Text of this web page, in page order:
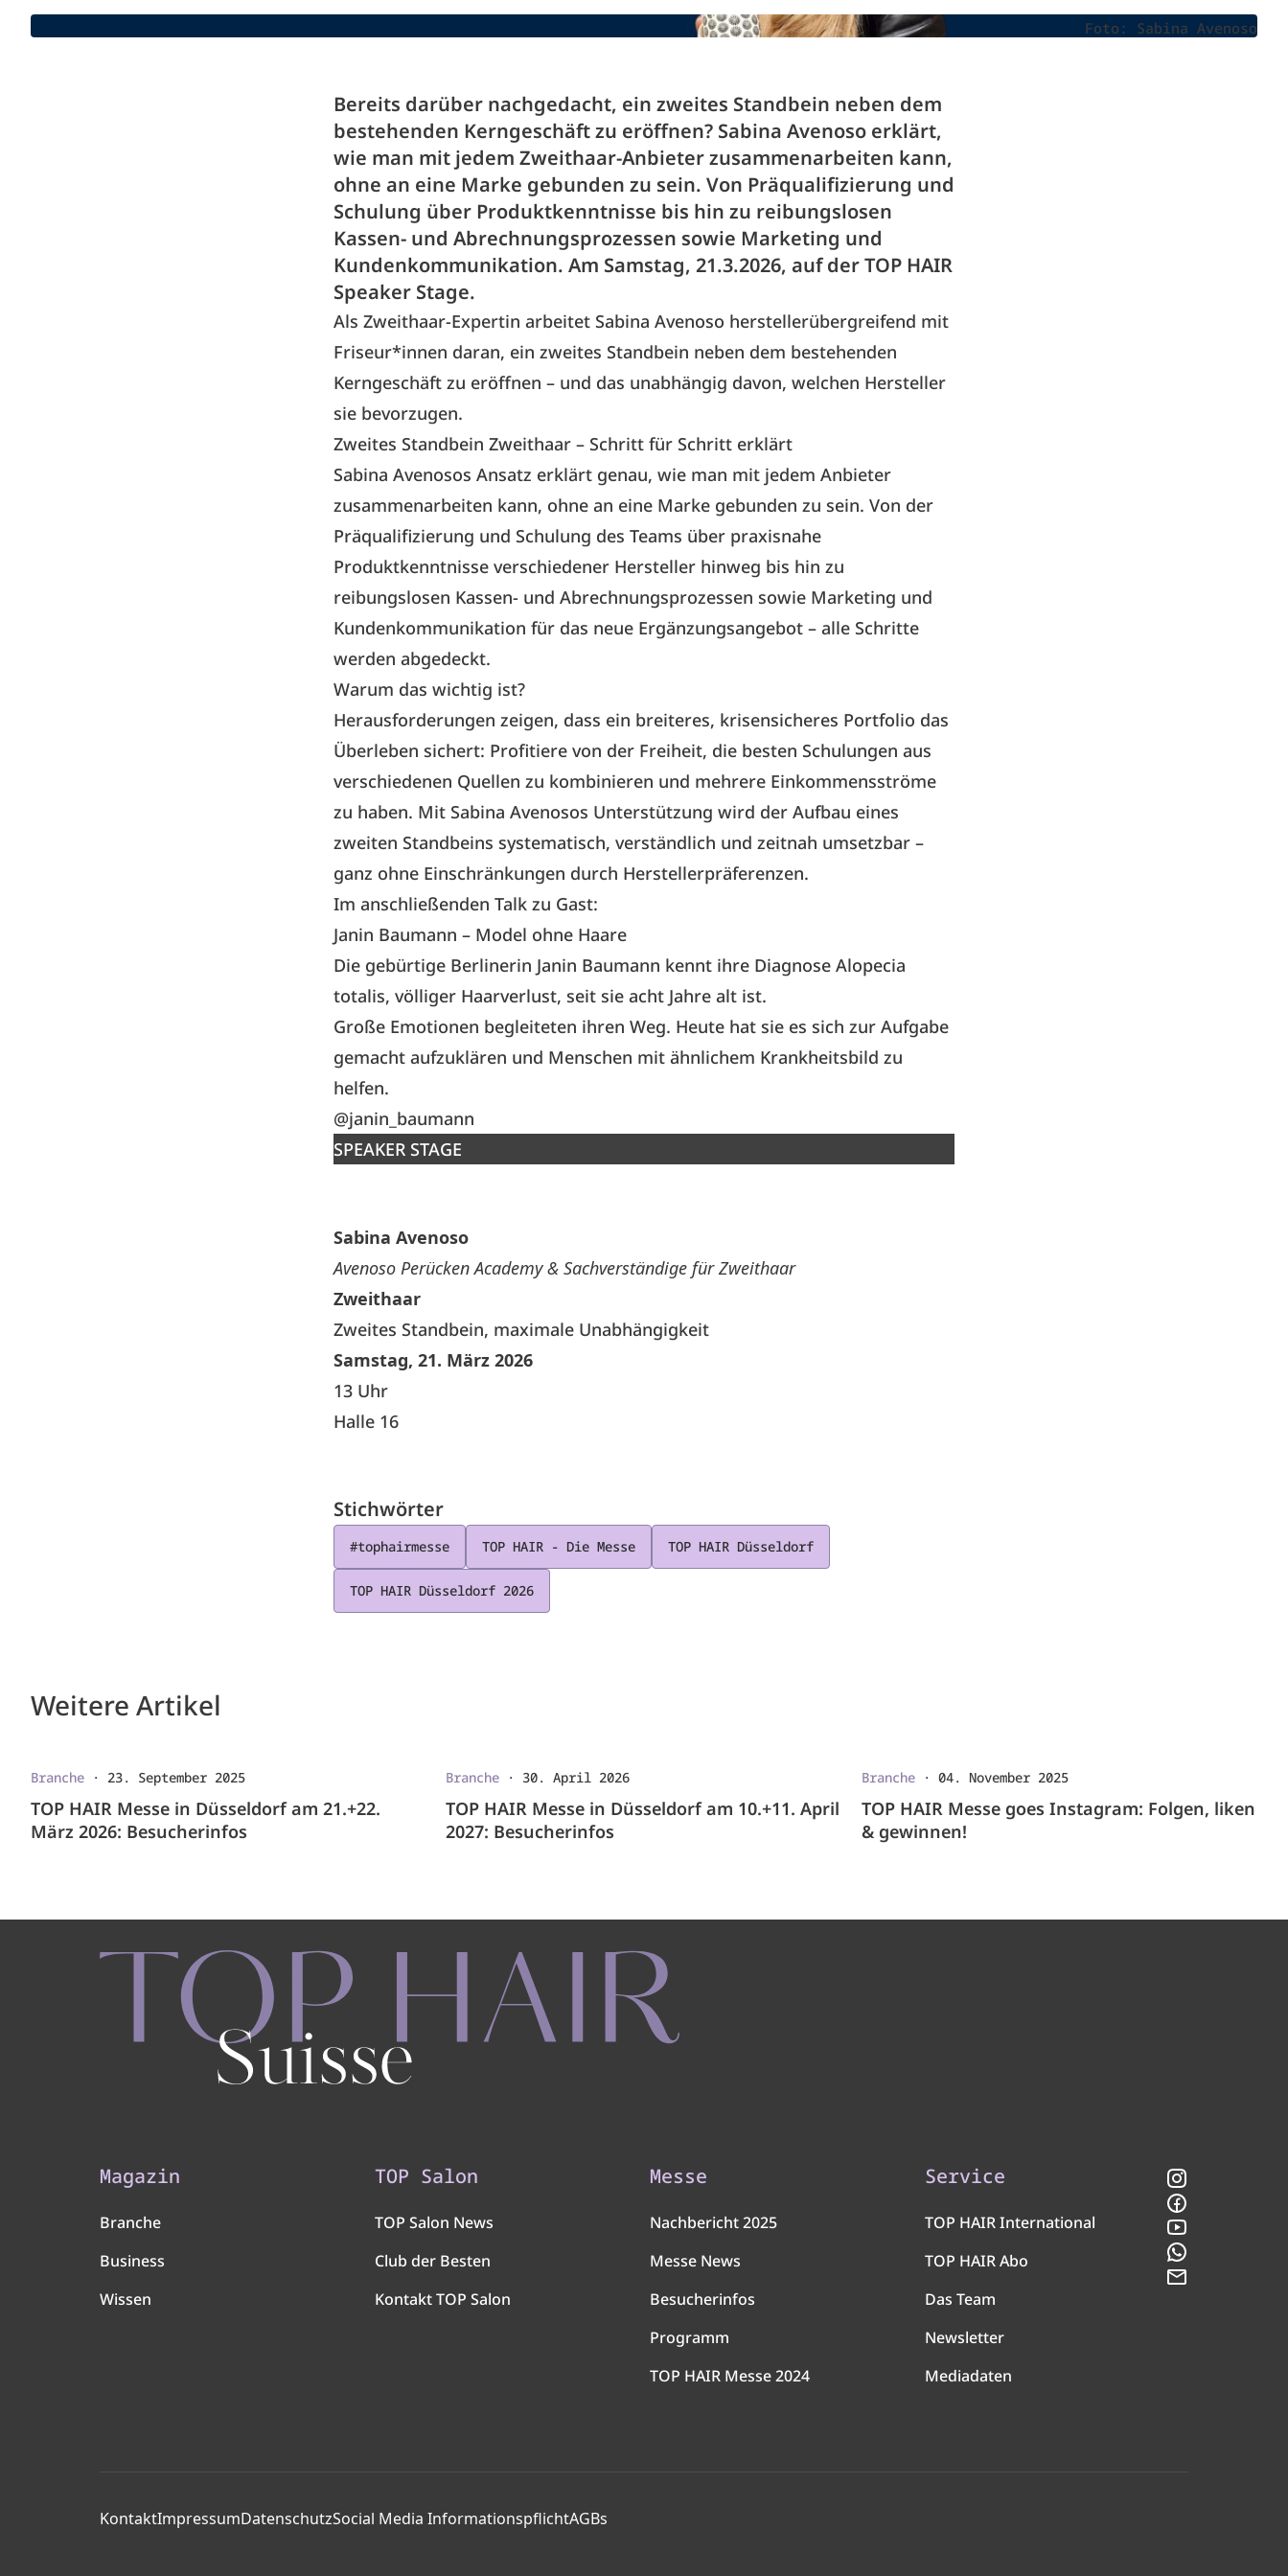
Foto: Sabina Avenoso
Bereits darüber nachgedacht, ein zweites Standbein neben dem
bestehenden Kerngeschäft zu eröffnen? Sabina Avenoso erklärt,
wie man mit jedem Zweithaar-Anbieter zusammenarbeiten kann,
ohne an eine Marke gebunden zu sein. Von Präqualifizierung und
Schulung über Produktkenntnisse bis hin zu reibungslosen
Kassen- und Abrechnungsprozessen sowie Marketing und
Kundenkommunikation. Am Samstag, 21.3.2026, auf der TOP HAIR
Speaker Stage.
Als Zweithaar-Expertin arbeitet Sabina Avenoso herstellerübergreifend mit
Friseur*innen daran, ein zweites Standbein neben dem bestehenden
Kerngeschäft zu eröffnen – und das unabhängig davon, welchen Hersteller
sie bevorzugen.
Zweites Standbein Zweithaar – Schritt für Schritt erklärt
Sabina Avenosos Ansatz erklärt genau, wie man mit jedem Anbieter
zusammenarbeiten kann, ohne an eine Marke gebunden zu sein. Von der
Präqualifizierung und Schulung des Teams über praxisnahe
Produktkenntnisse verschiedener Hersteller hinweg bis hin zu
reibungslosen Kassen- und Abrechnungsprozessen sowie Marketing und
Kundenkommunikation für das neue Ergänzungsangebot – alle Schritte
werden abgedeckt.
Warum das wichtig ist?
Herausforderungen zeigen, dass ein breiteres, krisensicheres Portfolio das
Überleben sichert: Profitiere von der Freiheit, die besten Schulungen aus
verschiedenen Quellen zu kombinieren und mehrere Einkommensströme
zu haben. Mit Sabina Avenosos Unterstützung wird der Aufbau eines
zweiten Standbeins systematisch, verständlich und zeitnah umsetzbar –
ganz ohne Einschränkungen durch Herstellerpräferenzen.
Im anschließenden Talk zu Gast:
Janin Baumann – Model ohne Haare
Die gebürtige Berlinerin Janin Baumann kennt ihre Diagnose Alopecia
totalis, völliger Haarverlust, seit sie acht Jahre alt ist.
Große Emotionen begleiteten ihren Weg. Heute hat sie es sich zur Aufgabe
gemacht aufzuklären und Menschen mit ähnlichem Krankheitsbild zu
helfen.
@janin_baumann
SPEAKER STAGE
Sabina Avenoso
Avenoso Perücken Academy & Sachverständige für Zweithaar
Zweithaar
Zweites Standbein, maximale Unabhängigkeit
Samstag, 21. März 2026
13 Uhr
Halle 16
Stichwörter
#tophairmesse TOP HAIR - Die Messe TOP HAIR Düsseldorf
TOP HAIR Düsseldorf 2026
Weitere Artikel
Branche · 23. September 2025
TOP HAIR Messe in Düsseldorf am 21.+22.
März 2026: Besucherinfos
Branche · 30. April 2026
TOP HAIR Messe in Düsseldorf am 10.+11. April
2027: Besucherinfos
Branche· 04. November 2025
TOP HAIR Messe goes Instagram: Folgen, liken
& gewinnen!
Magazin
Branche
Business
Wissen
TOP Salon
TOP Salon News
Club der Besten
Kontakt TOP Salon
Messe
Nachbericht 2025
Messe News
Besucherinfos
Programm
TOP HAIR Messe 2024
Service
TOP HAIR International
TOP HAIR Abo
Das Team
Newsletter
Mediadaten
KontaktImpressumDatenschutzSocial Media InformationspflichtAGBs